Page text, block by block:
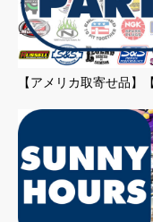
【アメリカ取寄せ品】